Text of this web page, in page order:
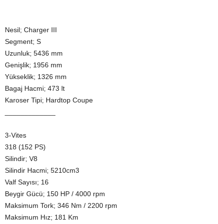
Nesil; Charger III
Segment; S
Uzunluk; 5436 mm
Genişlik; 1956 mm
Yükseklik; 1326 mm
Bagaj Hacmi; 473 lt
Karoser Tipi; Hardtop Coupe
3-Vites
318 (152 PS)
Silindir; V8
Silindir Hacmi; 5210cm3
Valf Sayısı; 16
Beygir Gücü; 150 HP / 4000 rpm
Maksimum Tork; 346 Nm / 2200 rpm
Maksimum Hız; 181 Km